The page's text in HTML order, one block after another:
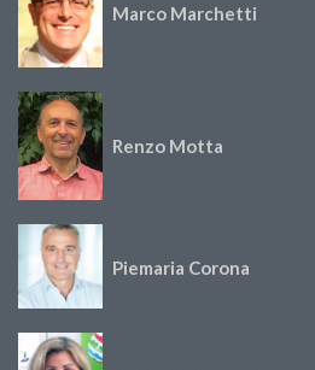
Marco Marchetti
Renzo Motta
Piemaria Corona